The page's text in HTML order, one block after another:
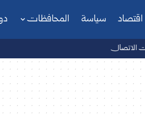
اقتصاد سياسة المحافظات
الاتصال